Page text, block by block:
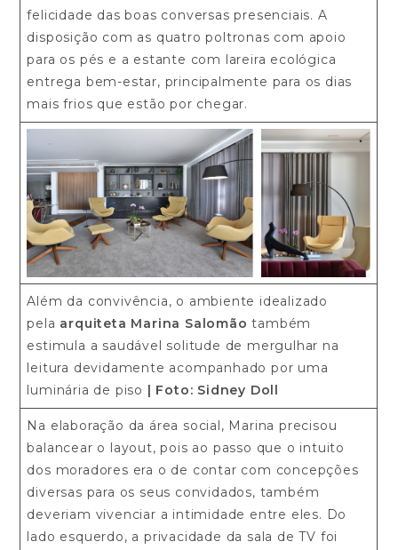
felicidade das boas conversas presenciais. A
disposição com as quatro poltronas com apoio
para os pés e a estante com lareira ecológica
entrega bem-estar, principalmente para os dias
mais frios que estão por chegar.
Além da convivência, o ambiente idealizado
pela arquiteta Marina Salomão também
estimula a saudável solitude de mergulhar na
leitura devidamente acompanhado por uma
luminária de piso | Foto: Sidney Doll
Na elaboração da área social, Marina precisou
balancear o layout, pois ao passo que o intuito
dos moradores era o de contar com concepções
diversas para os seus convidados, também
deveriam vivenciar a intimidade entre eles. Do
lado esquerdo, a privacidade da sala de TV foi